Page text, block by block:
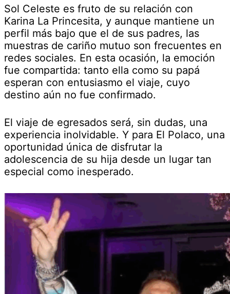
Sol Celeste es fruto de su relación con
Karina La Princesita, y aunque mantiene un
perfil más bajo que el de sus padres, las
muestras de cariño mutuo son frecuentes en
redes sociales. En esta ocasión, la emoción
fue compartida: tanto ella como su papá
esperan con entusiasmo el viaje, cuyo
destino aún no fue confirmado.
El viaje de egresados será, sin dudas, una
experiencia inolvidable. Y para El Polaco, una
oportunidad única de disfrutar la
adolescencia de su hija desde un lugar tan
especial como inesperado.